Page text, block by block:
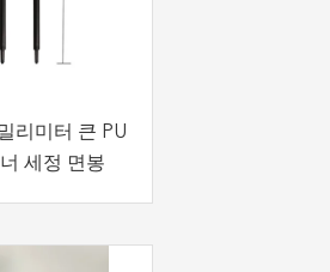
리미터 큰 PU
세정 면봉